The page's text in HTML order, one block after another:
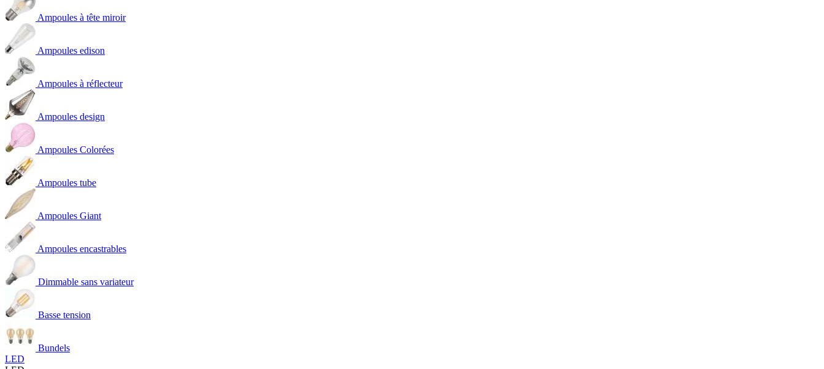
Ampoules à tête miroir
Ampoules edison
Ampoules à réflecteur
Ampoules design
Ampoules Colorées
Ampoules tube
Ampoules Giant
Ampoules encastrables
Dimmable sans variateur
Basse tension
Bundels
LED